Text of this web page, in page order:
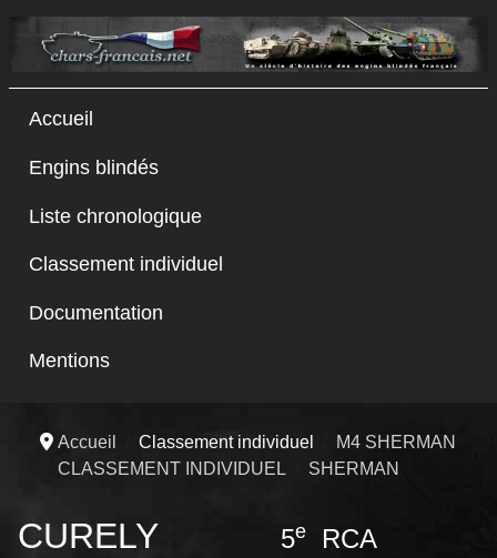
Accueil
Engins blindés
Liste chronologique
Classement individuel
Documentation
Mentions
Accueil Classement individuel
M4 SHERMAN
CLASSEMENT INDIVIDUEL
SHERMAN
CURELY 5e
RCA